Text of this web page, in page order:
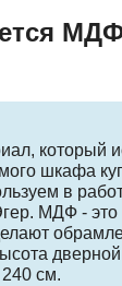
который
шкафа
в
МДФ - это
см.